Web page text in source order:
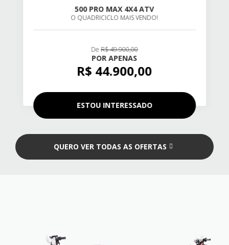
500 PRO MAX 4X4 ATV
O QUADRICICLO MAIS VENDO!
DeR$ 49.900,00
POR APENAS
R$ 44.900,00
ESTOU INTERESSADO
QUERO VER TODAS AS OFERTAS